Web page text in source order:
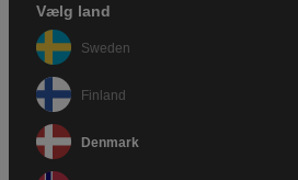
Vælg land
Sweden
Finland
Denmark